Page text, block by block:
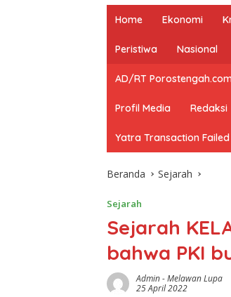
Home Ekonomi
Peristiwa Nasional
AD/RT Porostengah.com
Profil Media Redaksi
Yatra Transaction Failed
Beranda Sejarah
Sejarah
Sejarah
bahwa PKI
Admin-Melawan Lupa
25 April 2022